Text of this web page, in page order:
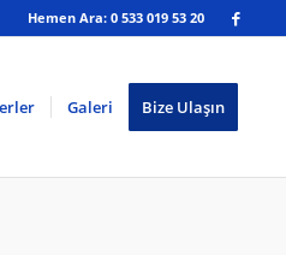
Hemen Ara: 0 533 019 53 20
Galeri Bize Ulaşın